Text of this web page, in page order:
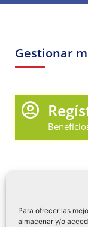
Para ofrecer las
almacenar y/o
Gestionar
Mi Cuenta